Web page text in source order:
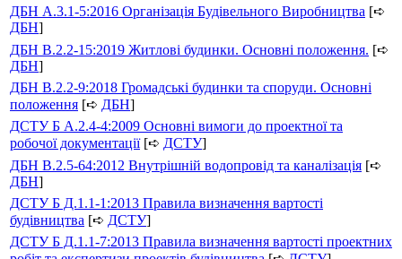
ДБН А.3.1-5:2016 Організація Будівельного Виробництва [➪
ДБН]
ДБН В.2.2-15:2019 Житлові будинки. Основні положення. [➪
ДБН]
ДБН В.2.2-9:2018 Громадські будинки та споруди. Основні
положення [➪ ДБН]
ДСТУ Б А.2.4-4:2009 Основні вимоги до проектної та
робочої документації[➪ ДСТУ]
ДБН В.2.5-64:2012 Внутрішній водопровід та каналізація [➪
ДБН]
ДСТУ Б Д.1.1-1:2013 Правила визначення вартості
будівництва [➪ ДСТУ]
ДСТУ Б Д.1.1-7:2013 Правила визначення вартості проектних